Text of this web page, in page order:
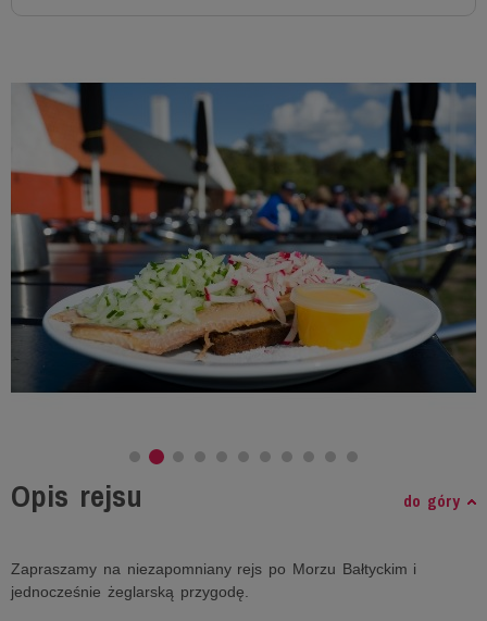
Opis rejsu do góry
Zapraszamy na niezapomniany rejs po Morzu Bałtyckim i
jednocześnie żeglarską przygodę.